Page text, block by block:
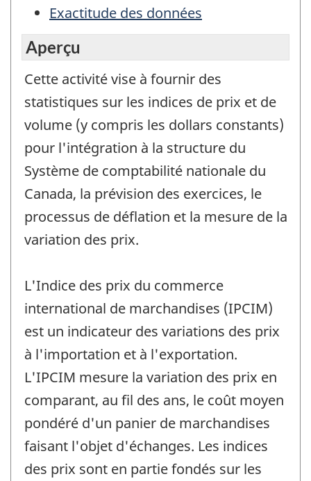
Exactitude des données
Aperçu
Cette activité vise à fournir des
statistiques sur les indices de prix et de
volume (y compris les dollars constants)
pour l'intégration à la structure du
Système de comptabilité nationale du
Canada, la prévision des exercices, le
processus de déflation et la mesure de la
variation des prix.
L'Indice des prix du commerce
international de marchandises (IPCIM)
est un indicateur des variations des prix
à l'importation et à l'exportation.
L'IPCIM mesure la variation des prix en
comparant, au fil des ans, le coût moyen
pondéré d'un panier de marchandises
faisant l'objet d'échanges. Les indices
des prix sont en partie fondés sur les